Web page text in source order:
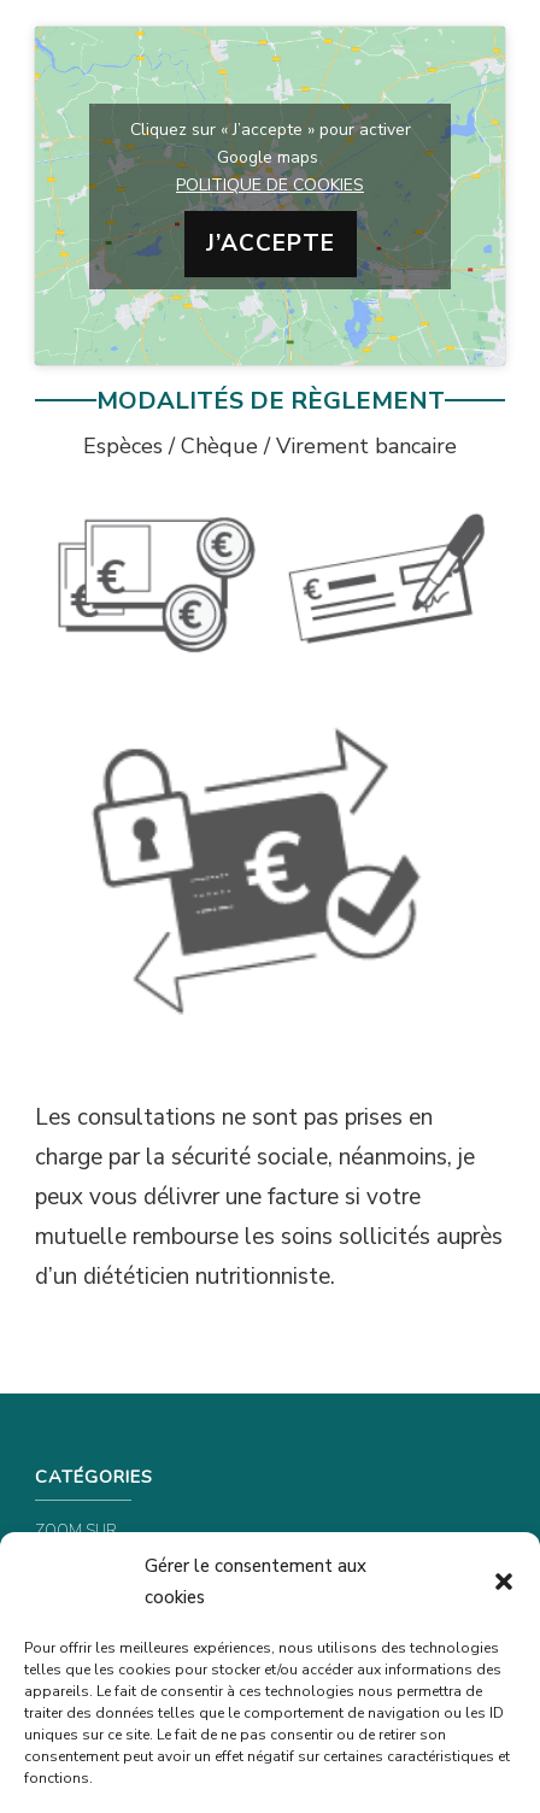
Gérer le consentement aux
cookies
Pour offrir les meilleures expériences, nous utilisons des technologies
telles que les cookies pour stocker et/ou accéder aux informations des
appareils. Le fait de consentir à ces technologies nous permettra de
traiter des données telles que le comportement de navigation ou les ID
uniques sur ce site. Le fait de ne pas consentir ou de retirer son
consentement peut avoir un effet négatif sur certaines caractéristiques et
fonctions.
Cliquez sur « J’accepte » pour activer
Google maps
POLITIQUE DE COOKIES
J’ACCEPTE
MODALITÉS DE RÈGLEMENT
Espèces / Chèque / Virement bancaire
Les consultations ne sont pas prises en
charge par la sécurité sociale, néanmoins, je
peux vous délivrer une facture si votre
mutuelle rembourse les soins sollicités auprès
d’un diététicien nutritionniste.
CATÉGORIES
ZOOM SUR …
CONSEILS & ASTUCES
INFORMATIONS & CONFIDENTIALITÉ
POLITIQUE DE CONFIDENTIALITÉ
POLITIQUE DE COOKIES (UE)